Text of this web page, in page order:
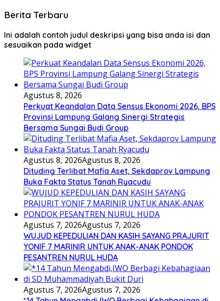
Berita Terbaru
Ini adalah contoh judul deskripsi yang bisa anda isi dan
sesuaikan pada widget
Agustus 8, 2026
Perkuat Keandalan Data Sensus Ekonomi 2026, BPS
Provinsi Lampung Galang Sinergi Strategis
Bersama Sungai Budi Group
Agustus 8, 2026Agustus 8, 2026
Dituding Terlibat Mafia Aset, Sekdaprov Lampung
Buka Fakta Status Tanah Ryacudu
Agustus 7, 2026Agustus 7, 2026
WUJUD KEPEDULIAN DAN KASIH SAYANG PRAJURIT
YONIF 7 MARINIR UNTUK ANAK-ANAK PONDOK
PESANTREN NURUL HUDA
Agustus 7, 2026Agustus 7, 2026